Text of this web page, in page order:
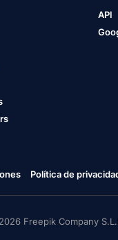
API
Política de
Freepik Company